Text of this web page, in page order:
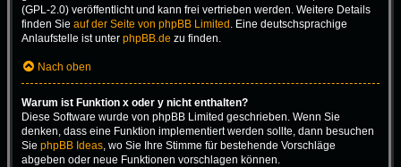
(GPL-2.0) veröffentlicht und kann frei vertrieben werden. Weitere Details
finden Sie auf der Seite von phpBB Limited . Eine deutschsprachige
Anlaufstelle ist unter phpBB.de zu finden.
Nach oben
Warum ist Funktion x oder y nicht enthalten?
Diese Software wurde von phpBB Limited geschrieben. Wenn Sie
denken, dass eine Funktion implementiert werden sollte, dann besuchen
Sie phpBB Ideas, wo Sie Ihre Stimme für bestehende Vorschläge
abgeben oder neue Funktionen vorschlagen können.